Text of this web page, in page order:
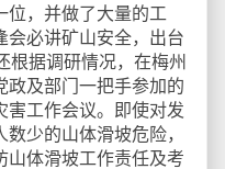
位，并做了大量的工
会必讲矿山安全，出台
根据调研情况，在梅州
政及部门一把手参加的
害工作会议。即使对发
少的山体滑坡危险，
山体滑坡工作责任及考